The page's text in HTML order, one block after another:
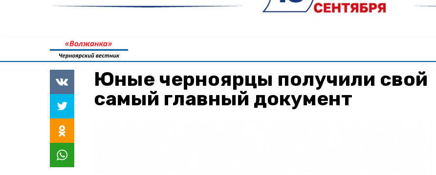
Юные черноярцы получили свой
самый главный документ